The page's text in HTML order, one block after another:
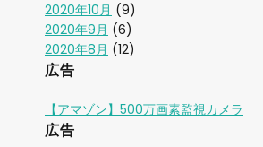
2020年10月 (9)
2020年9月 (6)
2020年8月 (12)
広告
【アマゾン】500万画素監視カメラ
広告